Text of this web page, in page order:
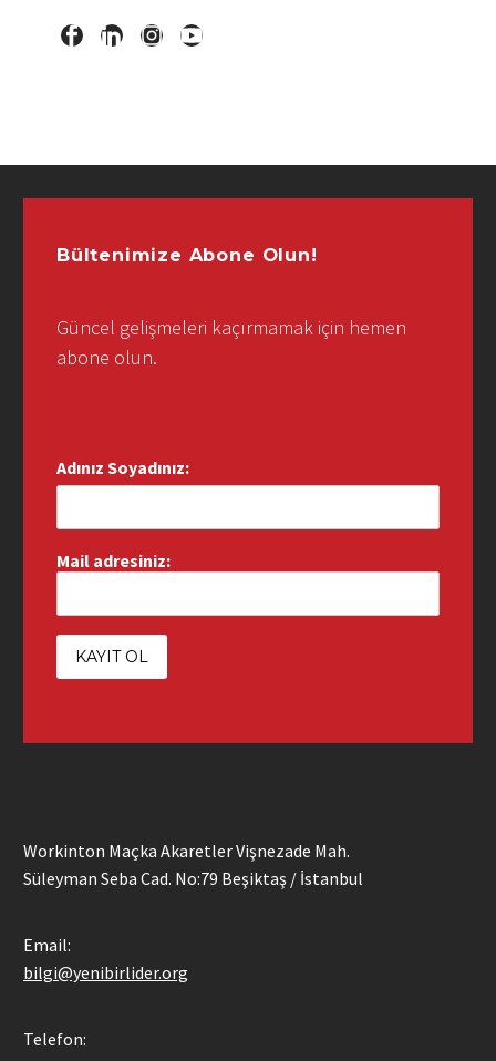
Workinton Maçka Akaretler Vişnezade Mah.
Süleyman Seba Cad. No:79 Beşiktaş / İstanbul
Email:
bilgi@yenibirlider.org
Telefon:
Bültenimize Abone Olun!
Güncel gelişmeleri kaçırmamak için hemen
abone olun.
Adınız Soyadınız:
Mail adresiniz: